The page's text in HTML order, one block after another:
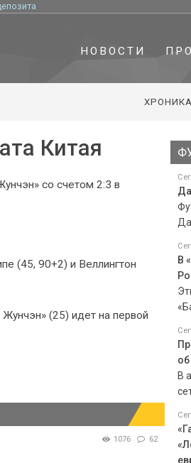
НОВОСТИ
ХРОНИКА
Китая
со счетом 2:3 в
(45, 90+2) и Веллингтон
(25) идет на первой
1076 62
В
В